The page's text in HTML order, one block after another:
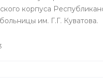
корпуса
им. Г.Г. Куватова.